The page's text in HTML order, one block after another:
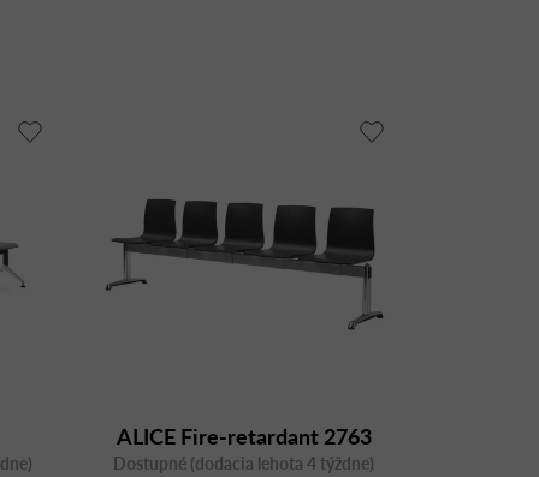
ALICE Fire-retardant 2763
Dostupné (dodacia lehota 4 týždne)